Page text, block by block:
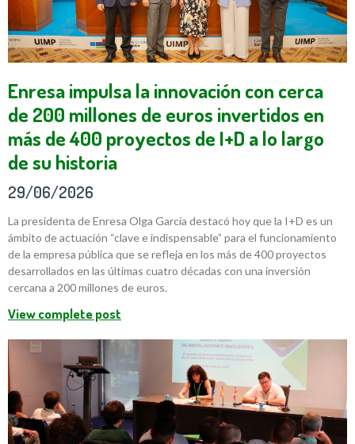
Enresa impulsa la innovación con cerca
de 200 millones de euros invertidos en
más de 400 proyectos de I+D a lo largo
de su historia
29/06/2026
La presidenta de Enresa Olga García destacó hoy que la I+D es un
ámbito de actuación “clave e indispensable” para el funcionamiento
de la empresa pública que se refleja en los más de 400 proyectos
desarrollados en las últimas cuatro décadas con una inversión
cercana a 200 millones de euros.
View complete post